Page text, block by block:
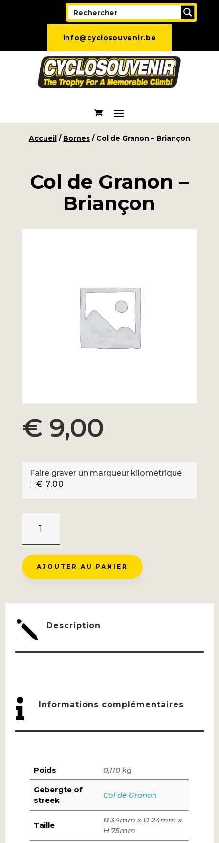
info@cyclosouvenir.be
Accueil/ Bornes/ Col de Granon – Briançon
Col de Granon –
Briançon
€ 9,00
Faire graver un marqueur kilométrique
€ 7,00
COL
DE
GRANON
BRIANÇON
AJOUTER AU PANIER
j Description
 Informations complémentaires
Poids 0,110 kg
Gebergte of
streek
Col de Granon
Taille
B 34mm x D 24mm x
H 75mm